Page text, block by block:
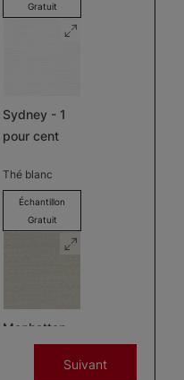
Gratuit
Sydney - 1
pour cent
Thé blanc
Échantillon
Gratuit
Manhattan -
5 pour cent
Suivant